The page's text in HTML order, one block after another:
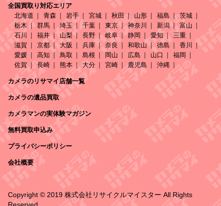
全国買取り対応エリア
北海道
青森 岩手 宮城 秋田 山形 福島
茨城
栃木
群馬 埼玉 千葉 東京 神奈川 新潟
富山
石川
福井 山梨 長野 岐阜 静岡 愛知
三重
滋賀
京都 大阪 兵庫 奈良 和歌山 徳島
香川
愛媛
高知 鳥取 島根 岡山 広島 山口
福岡
佐賀
長崎 熊本 大分 宮崎 鹿児島 沖縄
カメラのリサマイ店舗一覧
カメラの遺品買取
カメラマンの実体験マガジン
無料買取申込み
プライバシーポリシー
会社概要
Copyright © 2019 株式会社リサイクルマイスター All Rights